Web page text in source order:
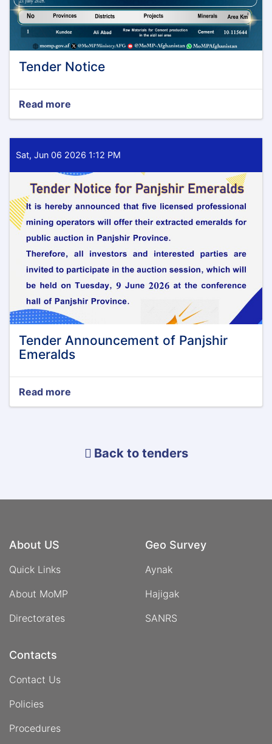
Tender Notice
Read more
Tender
Sat, Jun 06 2026 1:12 PM
Tender Announcement of Panjshir
Emeralds
Read more
Tender
Emeralds
Back to tenders
About US
Quick Links
About MoMP
Directorates
Geo Survey
Aynak
Hajigak
SANRS
Contacts
Contact Us
Policies
Procedures